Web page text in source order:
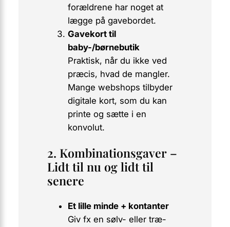
forældrene har noget at
lægge på gavebordet.
Gavekort til
baby-/børnebutik
Praktisk, når du ikke ved
præcis, hvad de mangler.
Mange webshops tilbyder
digitale kort, som du kan
printe og sætte i en
konvolut.
2. Kombinationsgaver –
Lidt til nu og lidt til
senere
Et lille minde + kontanter
Giv fx en sølv- eller træ-